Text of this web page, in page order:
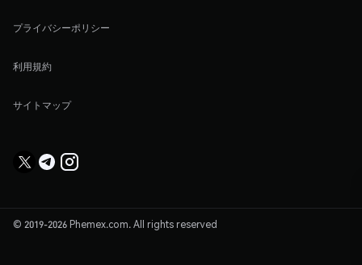
プライバシーポリシー
利用規約
サイトマップ
© 2019-2026 Phemex.com. All rights reserved